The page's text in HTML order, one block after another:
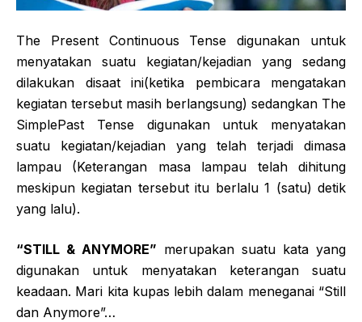
The Present Continuous Tense digunakan untuk
menyatakan suatu kegiatan/kejadian yang sedang
dilakukan disaat ini(ketika pembicara mengatakan
kegiatan tersebut masih berlangsung) sedangkan The
SimplePast Tense digunakan untuk menyatakan
suatu kegiatan/kejadian yang telah terjadi dimasa
lampau (Keterangan masa lampau telah dihitung
meskipun kegiatan tersebut itu berlalu 1 (satu) detik
yang lalu).
“STILL & ANYMORE” merupakan suatu kata yang
digunakan untuk menyatakan keterangan suatu
keadaan. Mari kita kupas lebih dalam meneganai “Still
dan Anymore”…